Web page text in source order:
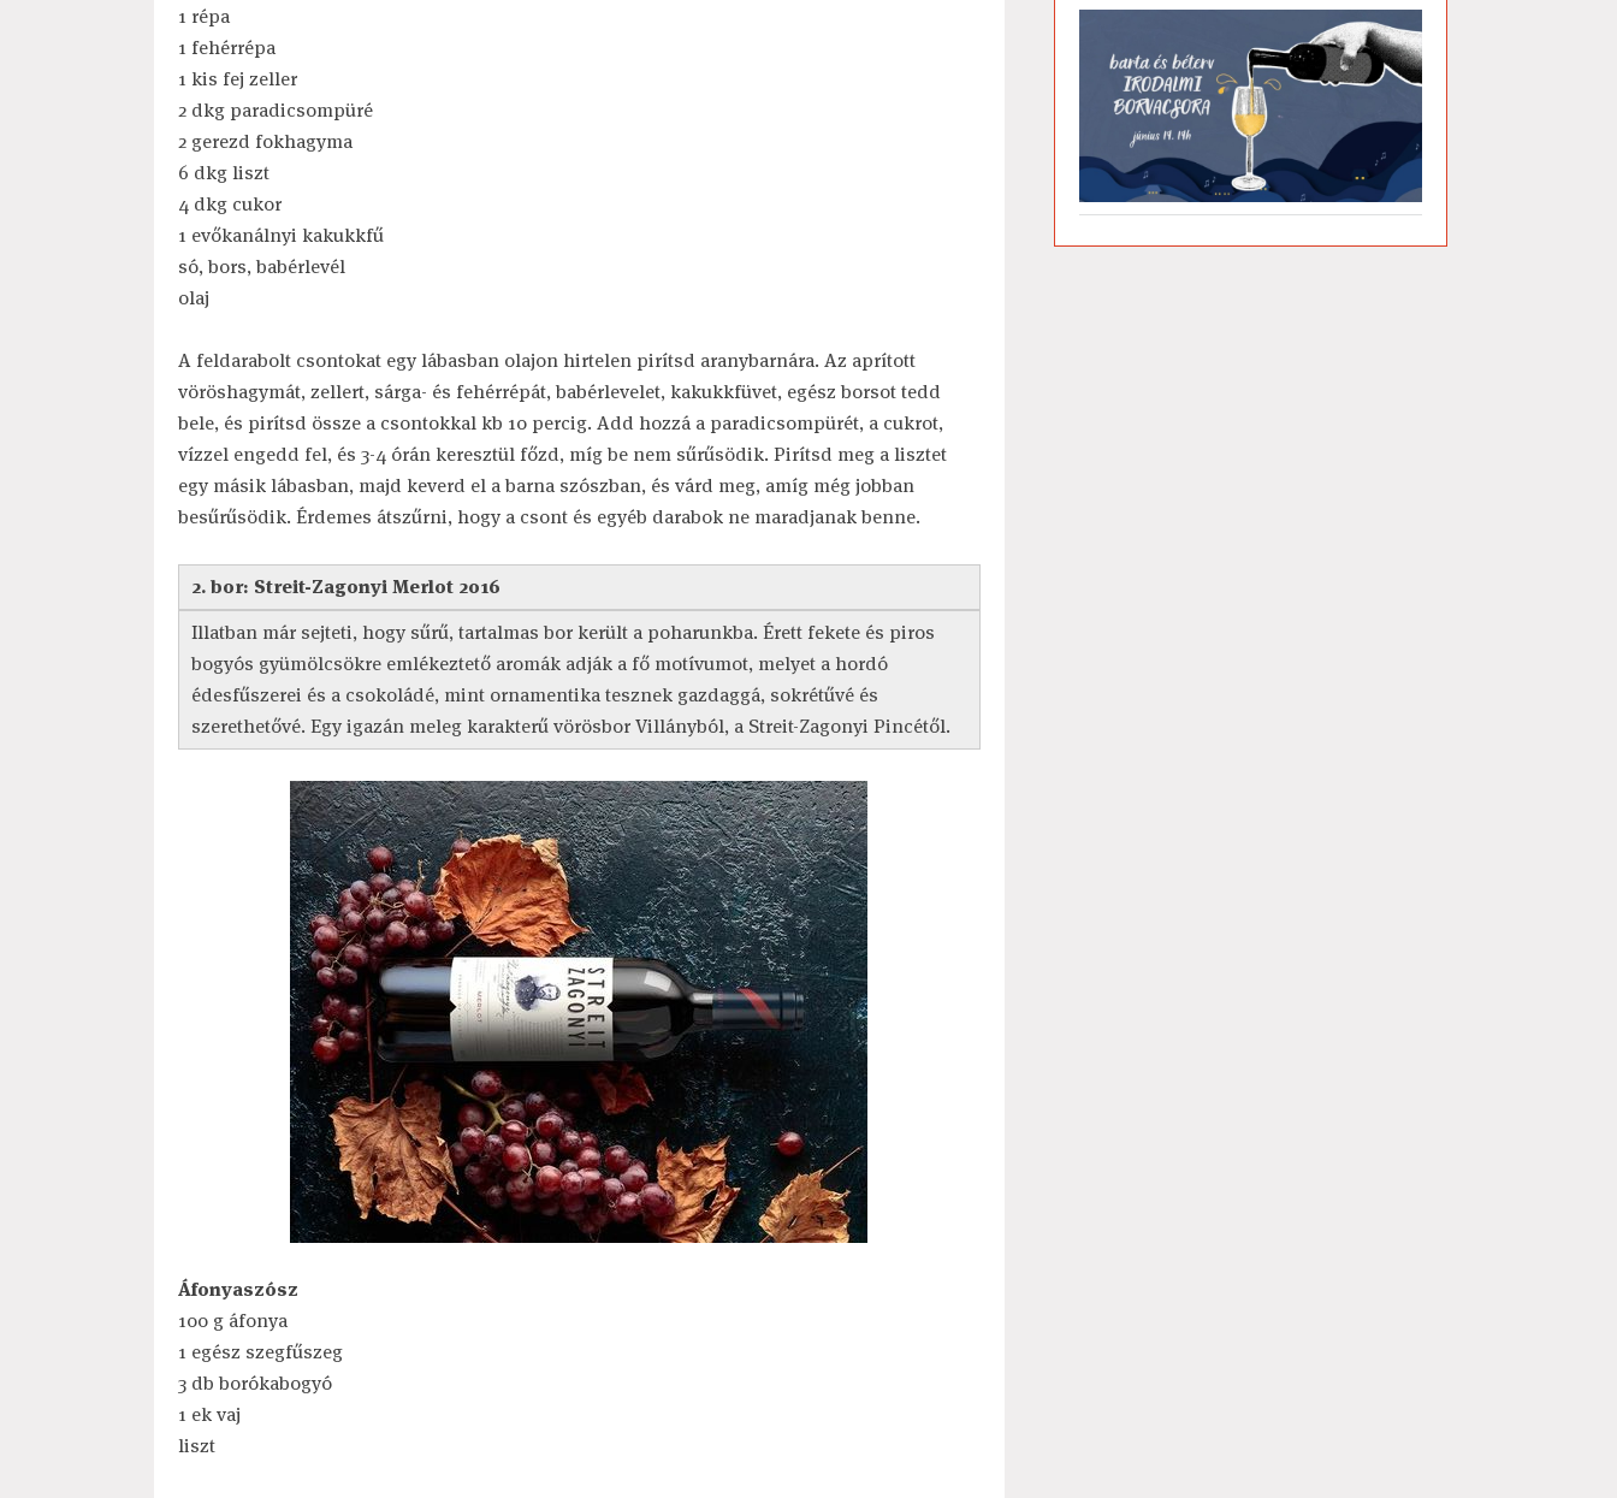
1 répa
1 fehérrépa
1 kis fej zeller
2 dkg paradicsompüré
2 gerezd fokhagyma
6 dkg liszt
4 dkg cukor
1 evőkanálnyi kakukkfű
só, bors, babérlevél
olaj
A feldarabolt csontokat egy lábasban olajon hirtelen pirítsd aranybarnára. Az aprított
vöröshagymát, zellert, sárga- és fehérrépát, babérlevelet, kakukkfüvet, egész borsot tedd
bele, és pirítsd össze a csontokkal kb 10 percig. Add hozzá a paradicsompürét, a cukrot,
vízzel engedd fel, és 3-4 órán keresztül főzd, míg be nem sűrűsödik. Pirítsd meg a lisztet
egy másik lábasban, majd keverd el a barna szószban, és várd meg, amíg még jobban
besűrűsödik. Érdemes átszűrni, hogy a csont és egyéb darabok ne maradjanak benne.
2. bor: Streit-Zagonyi Merlot 2016
Illatban már sejteti, hogy sűrű, tartalmas bor került a poharunkba. Érett fekete és piros
bogyós gyümölcsökre emlékeztető aromák adják a fő motívumot, melyet a hordó
édesfűszerei és a csokoládé, mint ornamentika tesznek gazdaggá, sokrétűvé és
szerethetővé. Egy igazán meleg karakterű vörösbor Villányból, a Streit-Zagonyi Pincétől.
Áfonyaszósz
100 g áfonya
1 egész szegfűszeg
3 db borókabogyó
1 ek vaj
liszt